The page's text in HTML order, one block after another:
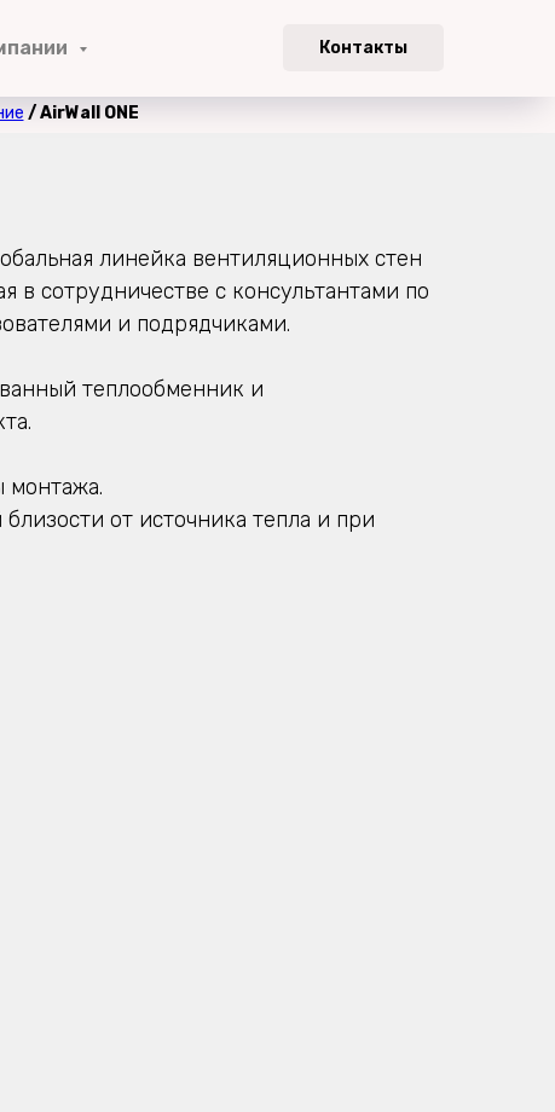
Контакты
/ AirWall ONE
линейка вентиляционных стен
в сотрудничестве с консультантами по
и подрядчиками.
теплообменник и
монтажа.
от источника тепла и при